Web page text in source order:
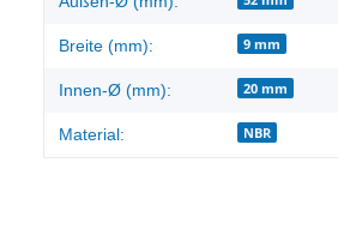
Breite (mm): 9 mm
Innen-Ø (mm): 20 mm
Material: NBR